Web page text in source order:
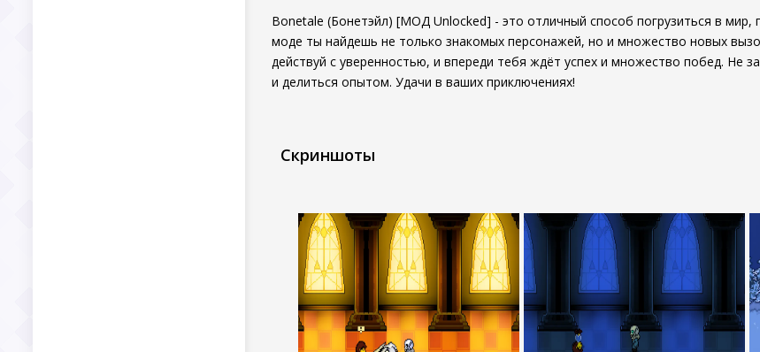
Bonetale (Бонетэйл) [МОД Unlocked] - это отличный способ погрузиться в
моде ты найдешь не только знакомых персонажей, но и множество новых
действуй с уверенностью, и впереди тебя ждёт успех и множество побед. Не
и делиться опытом. Удачи в ваших приключениях!
Скриншоты